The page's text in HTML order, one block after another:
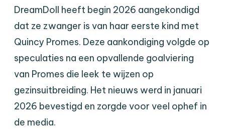
DreamDoll heeft begin 2026 aangekondigd
dat ze zwanger is van haar eerste kind met
Quincy Promes. Deze aankondiging volgde op
speculaties na een opvallende goalviering
van Promes die leek te wijzen op
gezinsuitbreiding. Het nieuws werd in januari
2026 bevestigd en zorgde voor veel ophef in
de media.